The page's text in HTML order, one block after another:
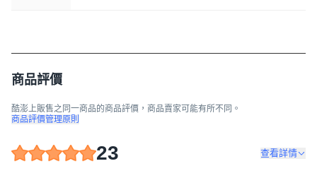
商品評價
酷澎上販售之同一商品的商品評價，商品賣家可能有所不同。
商品評價管理原則
23 查看詳情